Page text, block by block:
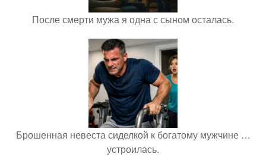
После смерти мужа я одна с сыном осталась.
Брошенная невеста сиделкой к богатому мужчине …
устроилась.